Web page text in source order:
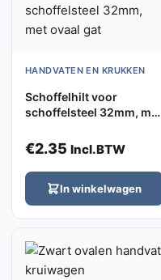
HANDVATEN EN KRUKKEN
Schoffelhilt voor
schoffelsteel 32mm, met
€2.35 Incl.BTW
In winkelwagen